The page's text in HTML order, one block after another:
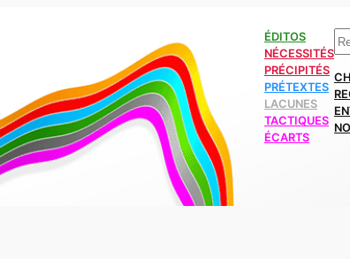
ÉDITOS
NÉCESSITÉS
PRÉCIPITÉS
PRÉTEXTES
LACUNES
TACTIQUES
ÉCARTS